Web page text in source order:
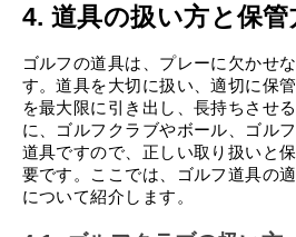
4. 道具の扱い方と保管
ゴルフの道具は、プレーに欠かせ
す。道具を大切に扱い、適切に保
を最大限に引き出し、長持ちさせ
に、ゴルフクラブやボール、ゴル
道具ですので、正しい取り扱いと
要です。ここでは、ゴルフ道具の
について紹介します。